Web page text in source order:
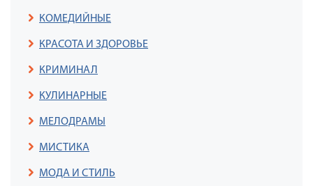
КОМЕДИЙНЫЕ
КРАСОТА И ЗДОРОВЬЕ
КРИМИНАЛ
КУЛИНАРНЫЕ
МЕЛОДРАМЫ
МИСТИКА
МОДА И СТИЛЬ